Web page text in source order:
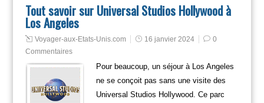
Tout savoir sur Universal Studios Hollywood à
Los Angeles
Voyager-aux-Etats-Unis.com 16 janvier 2024
0
Commentaires
Pour beaucoup, un séjour à Los Angeles
ne se conçoit pas sans une visite des
Universal Studios Hollywood. Ce parc